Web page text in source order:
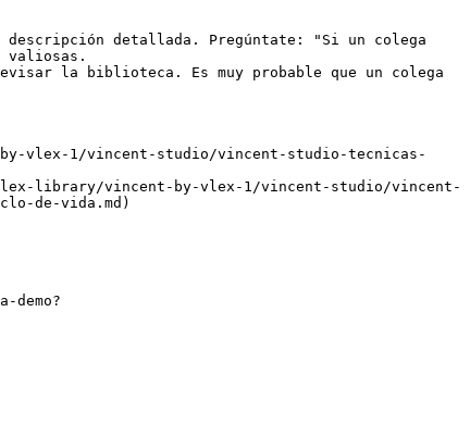
descripción detallada. Pregúntate: "Si un colega
valiosas.
la biblioteca. Es muy probable que un colega
vlex-1/vincent-studio/vincent-studio-tecnicas-
library/vincent-by-vlex-1/vincent-studio/vincent-
de-vida.md)